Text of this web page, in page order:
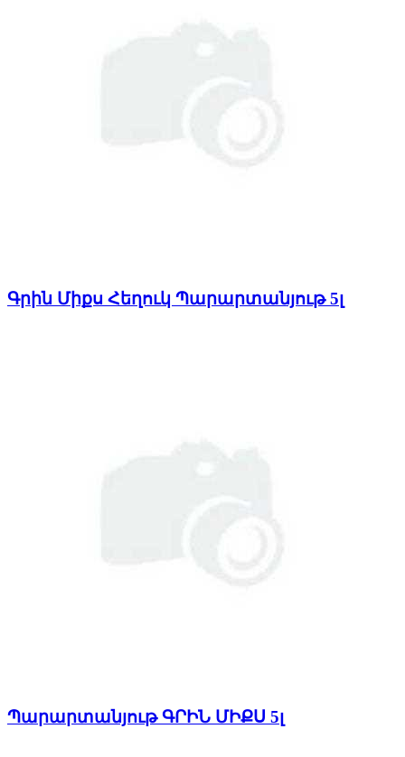
Գրին Միքս Հեղուկ Պարարտանյութ 5լ
Պարարտանյութ ԳՐԻՆ ՄԻՔՍ 5լ